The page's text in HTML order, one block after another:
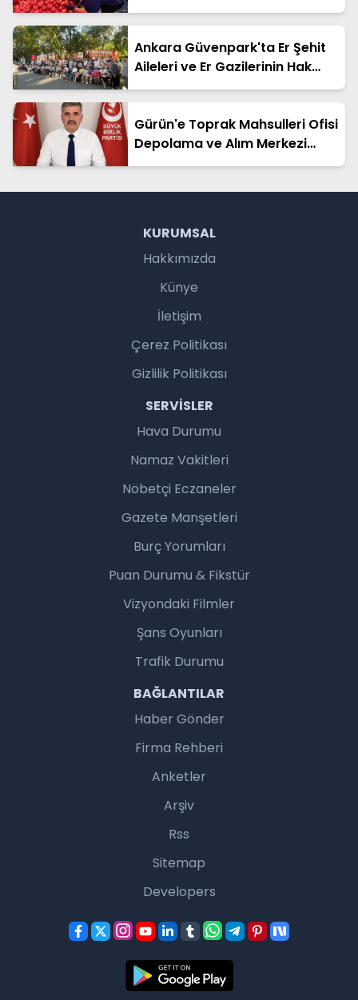
Ankara Güvenpark'ta Er Şehit
Aileleri ve Er Gazilerinin Hak
Arayışı Sürüyor
Gürün'e Toprak Mahsulleri Ofisi
Depolama ve Alım Merkezi
Kurulmalıdır
KURUMSAL
Hakkımızda
Künye
İletişim
Çerez Politikası
Gizlilik Politikası
SERVISLER
Hava Durumu
Namaz Vakitleri
Nöbetçi Eczaneler
Gazete Manşetleri
Burç Yorumları
Puan Durumu & Fikstür
Vizyondaki Filmler
Şans Oyunları
Trafik Durumu
BAĞLANTILAR
Haber Gönder
Firma Rehberi
Anketler
Arşiv
Rss
Sitemap
Developers